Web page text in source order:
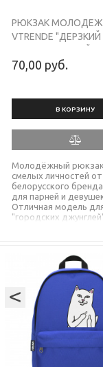
РЮКЗАК
VTRENDE
70,00 руб.
В КОРЗИНУ
Молодёжный
смелых личностей от
белорусского
для парней и
Отличная модель
"городских
пункта А в пункт Б.
вещи будут
осадков, т.к. ткань у
с
слоем. Мощные
оснащены с двумя
SBS для удобного
главного отдела с
сторон. Прочный
зелёного цвета с
месяцев, в наличии!
<